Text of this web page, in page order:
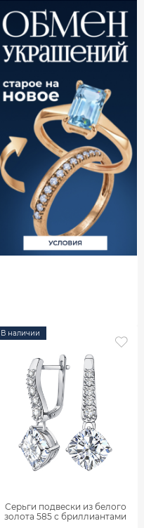
В наличии
Серьги подвески из белого
золота 585 с бриллиантами